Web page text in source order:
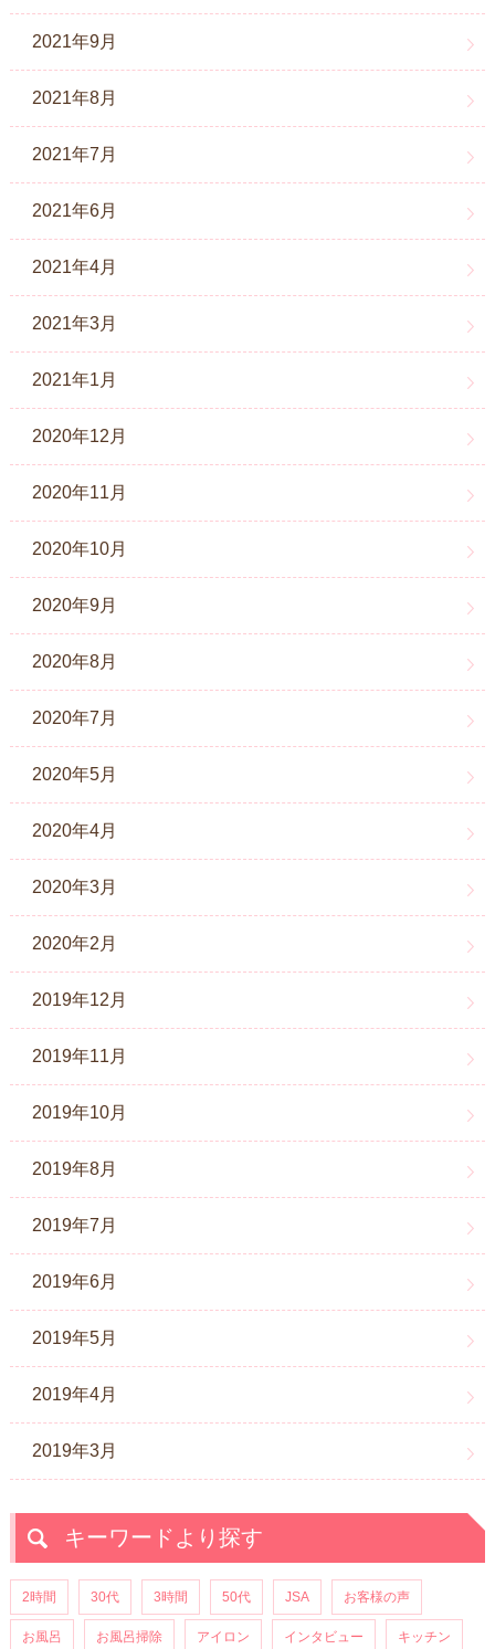
2021年9月
2021年8月
2021年7月
2021年6月
2021年4月
2021年3月
2021年1月
2020年12月
2020年11月
2020年10月
2020年9月
2020年8月
2020年7月
2020年5月
2020年4月
2020年3月
2020年2月
2019年12月
2019年11月
2019年10月
2019年8月
2019年7月
2019年6月
2019年5月
2019年4月
2019年3月
キーワードより探す
2時間 30代 3時間 50代 JSA お客様の声
お風呂 お風呂掃除 アイロン インタビュー キッチン